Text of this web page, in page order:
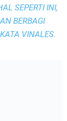
SEPERTI INI,
BERBAGI
VINALES.